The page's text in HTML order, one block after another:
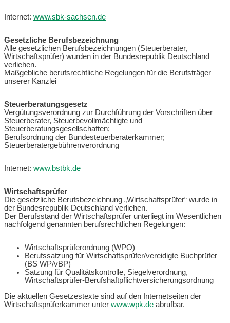
Internet: www.sbk-sachsen.de
Gesetzliche Berufsbezeichnung
Alle gesetzlichen Berufsbezeichnungen (Steuerberater,
Wirtschaftsprüfer) wurden in der Bundesrepublik Deutschland
verliehen.
Maßgebliche berufsrechtliche Regelungen für die Berufsträger
unserer Kanzlei
Steuerberatungsgesetz
Vergütungsverordnung zur Durchführung der Vorschriften über
Steuerberater, Steuerbevollmächtigte und
Steuerberatungsgesellschaften;
Berufsordnung der Bundesteuerberaterkammer;
Steuerberatergebührenverordnung
Internet: www.bstbk.de
Wirtschaftsprüfer
Die gesetzliche Berufsbezeichnung „Wirtschaftsprüfer“ wurde in
der Bundesrepublik Deutschland verliehen.
Der Berufsstand der Wirtschaftsprüfer unterliegt im Wesentlichen
nachfolgend genannten berufsrechtlichen Regelungen:
Wirtschaftsprüferordnung (WPO)
Berufssatzung für Wirtschaftsprüfer/vereidigte Buchprüfer
(BS WP/vBP)
Satzung für Qualitätskontrolle, Siegelverordnung,
Wirtschaftsprüfer-Berufshaftpflichtversicherungsordnung
Die aktuellen Gesetzestexte sind auf den Internetseiten der
Wirtschaftsprüferkammer unter www.wpk.de abrufbar.